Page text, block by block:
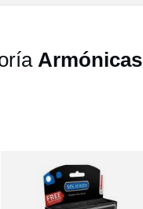
Armónicas